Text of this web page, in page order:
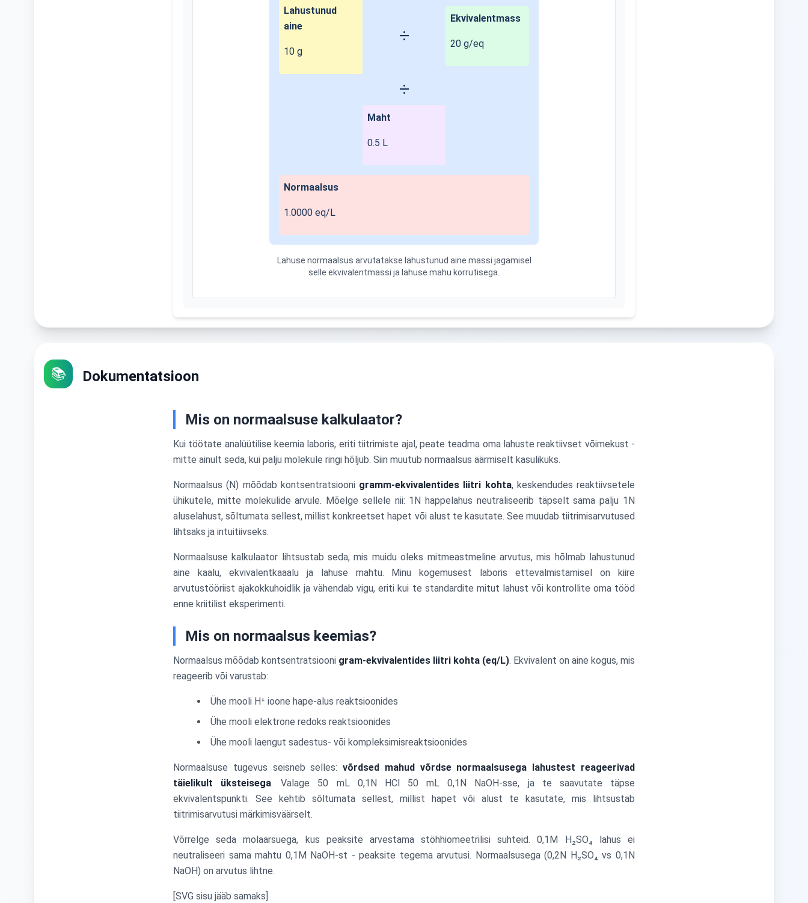
Lahustunud
aine
10 g
÷
Ekvivalentmass
20 g/eq
÷
Maht
0.5 L
Normaalsus
1.0000 eq/L
Lahuse normaalsus arvutatakse lahustunud aine massi jagamisel
selle ekvivalentmassi ja lahuse mahu korrutisega.
📚 Dokumentatsioon
Mis on normaalsuse kalkulaator?
Kui töötate analüütilise keemia laboris, eriti tiitrimiste ajal, peate teadma oma lahuste reaktiivset võimekust -
mitte ainult seda, kui palju molekule ringi hõljub. Siin muutub normaalsus äärmiselt kasulikuks.
Normaalsus (N) mõõdab kontsentratsiooni gramm-ekvivalentides liitri kohta, keskendudes reaktiivsetele
ühikutele, mitte molekulide arvule. Mõelge sellele nii: 1N happelahus neutraliseerib täpselt sama palju 1N
aluselahust, sõltumata sellest, millist konkreetset hapet või alust te kasutate. See muudab tiitrimisarvutused
lihtsaks ja intuitiivseks.
Normaalsuse kalkulaator lihtsustab seda, mis muidu oleks mitmeastmeline arvutus, mis hõlmab lahustunud
aine kaalu, ekvivalentkaaalu ja lahuse mahtu. Minu kogemusest laboris ettevalmistamisel on kiire
arvutustööriist ajakokkuhoidlik ja vähendab vigu, eriti kui te standardite mitut lahust või kontrollite oma tööd
enne kriitilist eksperimenti.
Mis on normaalsus keemias?
Normaalsus mõõdab kontsentratsiooni gram-ekvivalentides liitri kohta (eq/L). Ekvivalent on aine kogus, mis
reageerib või varustab:
Ühe mooli H⁺ ioone hape-alus reaktsioonides
Ühe mooli elektrone redoks reaktsioonides
Ühe mooli laengut sadestus- või kompleksimisreaktsioonides
Normaalsuse tugevus seisneb selles:võrdsed mahud võrdse normaalsusega lahustest reageerivad
täielikult üksteisega. Valage 50 mL 0,1N HCl 50 mL 0,1N NaOH-sse, ja te saavutate täpse
ekvivalentspunkti. See kehtib sõltumata sellest, millist hapet või alust te kasutate, mis lihtsustab
tiitrimisarvutusi märkimisväärselt.
Võrrelge seda molaarsuega, kus peaksite arvestama stöhhiomeetrilisi suhteid. 0,1M H₂SO₄ lahus ei
neutraliseeri sama mahtu 0,1M NaOH-st - peaksite tegema arvutusi. Normaalsusega (0,2N H₂SO₄ vs 0,1N
NaOH) on arvutus lihtne.
[SVG sisu jääb samaks]